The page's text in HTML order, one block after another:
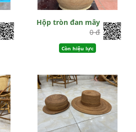
Hộp tròn đan mây
0 đ
Còn hiệu lực